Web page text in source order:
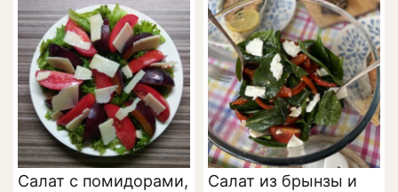
Салат с помидорами,
Салат из брынзы и